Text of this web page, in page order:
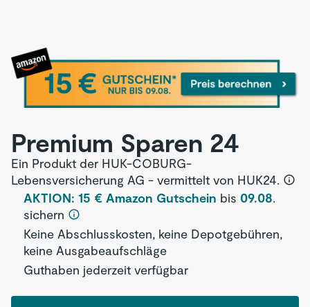
Premium Sparen 24
Ein Produkt der HUK-COBURG-
Lebensversicherung AG - vermittelt von HUK24.
AKTION: 15 € Amazon Gutschein bis 09.08.
sichern
Keine Abschlusskosten, keine Depotgebühren,
keine Ausgabeaufschläge
Guthaben jederzeit verfügbar